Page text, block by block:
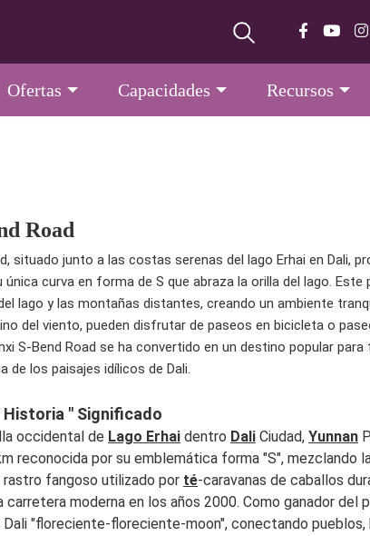
Ofertas Capacidades Recursos
Road
situado junto a las costas serenas del lago Erhai en Dali,
única curva en forma de S que abraza la orilla del lago.
lago y las montañas distantes, creando un ambiente
del viento, pueden disfrutar de paseos en bicicleta o
S-Bend Road se ha convertido en un destino popular
de los paisajes idílicos de Dali.
" Significado
occidental de Lago Erhai dentro Dali Ciudad, Yunnan
reconocida por su emblemática forma "S", mezclando
rastro fangoso utilizado por té-caravanas de caballos
carretera moderna en los años 2000. Como ganador del
"floreciente-floreciente-moon", conectando